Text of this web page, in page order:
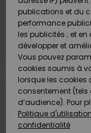
SNOW
OUTLET
AIDE &
CONTACT
MAGASINS
publications et du
performance
les publicités ; et
développer et
Vous pouvez
cookies soumis à
lorsque les cookies
consentement (tels
d’audience). Pour
Politique
confidentialité